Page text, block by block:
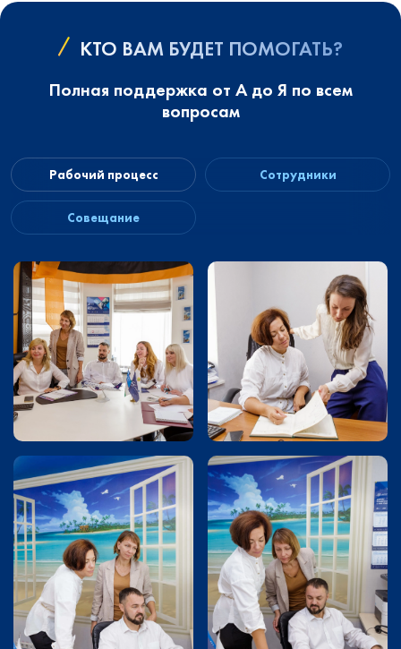
КТО ВАМ БУДЕТ ПОМОГАТЬ?
Полная поддержка от А до Я по всем
вопросам
Рабочий процесс Сотрудники
Совещание